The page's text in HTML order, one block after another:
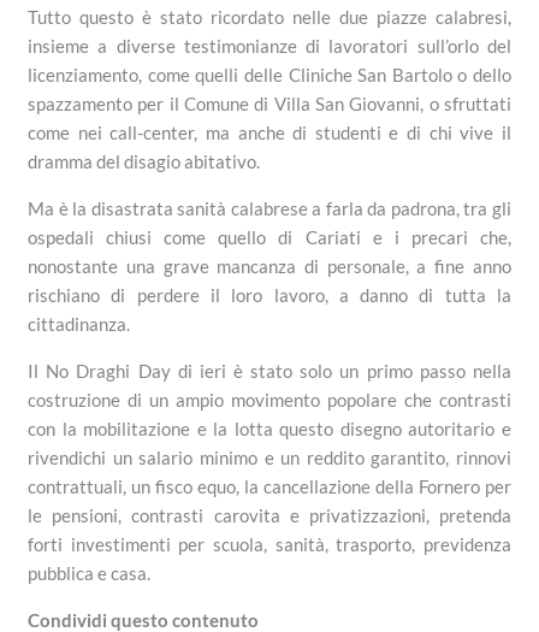
Tutto questo è stato ricordato nelle due piazze calabresi,
insieme a diverse testimonianze di lavoratori sull’orlo del
licenziamento, come quelli delle Cliniche San Bartolo o dello
spazzamento per il Comune di Villa San Giovanni, o sfruttati
come nei call-center, ma anche di studenti e di chi vive il
dramma del disagio abitativo.
Ma è la disastrata sanità calabrese a farla da padrona, tra gli
ospedali chiusi come quello di Cariati e i precari che,
nonostante una grave mancanza di personale, a fine anno
rischiano di perdere il loro lavoro, a danno di tutta la
cittadinanza.
Il No Draghi Day di ieri è stato solo un primo passo nella
costruzione di un ampio movimento popolare che contrasti
con la mobilitazione e la lotta questo disegno autoritario e
rivendichi un salario minimo e un reddito garantito, rinnovi
contrattuali, un fisco equo, la cancellazione della Fornero per
le pensioni, contrasti carovita e privatizzazioni, pretenda
forti investimenti per scuola, sanità, trasporto, previdenza
pubblica e casa.
Condividi questo contenuto